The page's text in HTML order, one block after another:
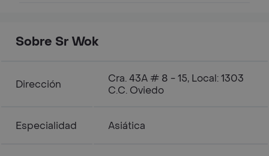
Sobre Sr Wok
Dirección
Cra. 43A # 8 - 15, Local: 1303
C.C. Oviedo
Especialidad Asiática